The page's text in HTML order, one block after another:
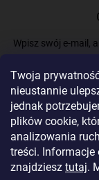
Twoja
nieustannie
jednak
plików cookie,
analizowania
treści. Informacje
znajdziesz tutaj.
Wpisz swój e-mail,
Podając e-